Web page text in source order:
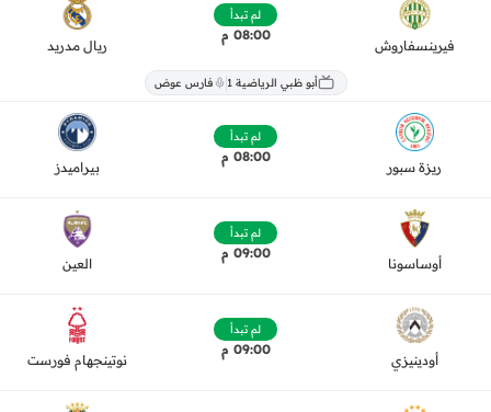
فيرينسفاروش
لم تبدأ
08:00 م
ريال مدريد
أبو ظبي الرياضية 1 فارس عوض
ريزة سبور
لم تبدأ
08:00 م
بيراميدز
أوساسونا
لم تبدأ
09:00 م
العين
أودينيزي
لم تبدأ
09:00 م
نوتينجهام فورست